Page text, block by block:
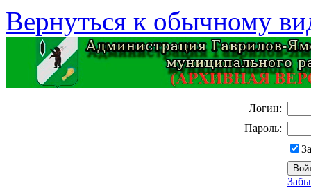
Вернуться к обычному
Логин:
Пароль: